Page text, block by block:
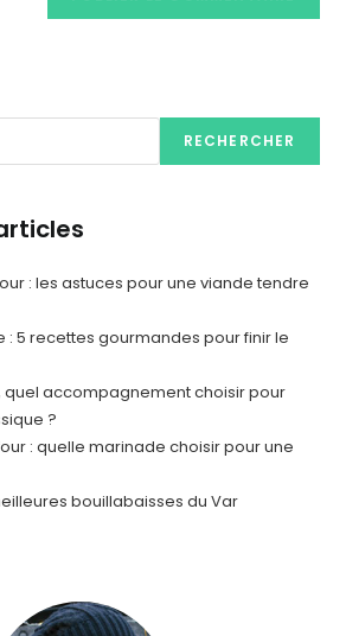
RECHERCHER
: les astuces pour une viande tendre
: 5 recettes gourmandes pour finir le
quel accompagnement choisir pour
?
: quelle marinade choisir pour une
bouillabaisses du Var